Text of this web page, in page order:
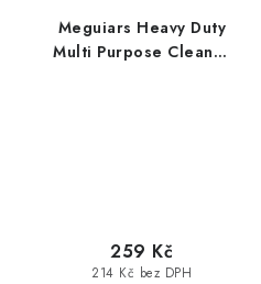
Meguiars Heavy Duty
Multi Purpose Cleaner
214 Kč bez DPH
259 Kč